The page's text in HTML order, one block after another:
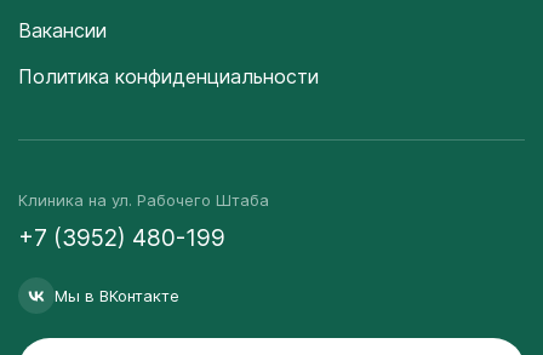
Вакансии
Политика конфиденциальности
Клиника на ул. Рабочего Штаба
+7 (3952) 480-199
Мы в ВКонтакте